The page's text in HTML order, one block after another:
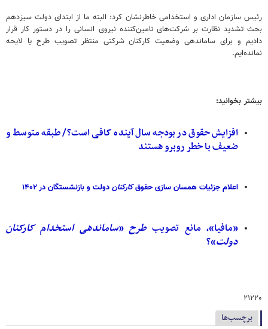
رئیس سازمان اداری و استخدامی خاطرنشان کرد: البته ما از ابتدای دولت سیزدهم
بحث تشدید نظارت بر شرکت‌های تامین‌کننده نیروی انسانی را در دستور کار قرار
دادیم و برای ساماندهی وضعیت کارکنان شرکتی منتظر تصویب طرح یا لایحه
نمانده‌ایم.
بیشتر بخوانید:
افزایش حقوق در بودجه سال آینده کافی است؟/ طبقه متوسط و
ضعیف با خطر روبرو هستند
اعلام جزئیات همسان سازی حقوقکارکنان دولت و بازنشستگان در ۱۴۰۲
«مافیا»، مانع تصویب طرح«ساماندهی استخدام کارکنان
دولت»؟
۲۱۲۲۰
برچسب‌ها